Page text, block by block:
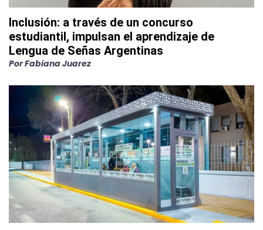
Inclusión: a través de un concurso
estudiantil, impulsan el aprendizaje de
Lengua de Señas Argentinas
PorFabiana Juarez